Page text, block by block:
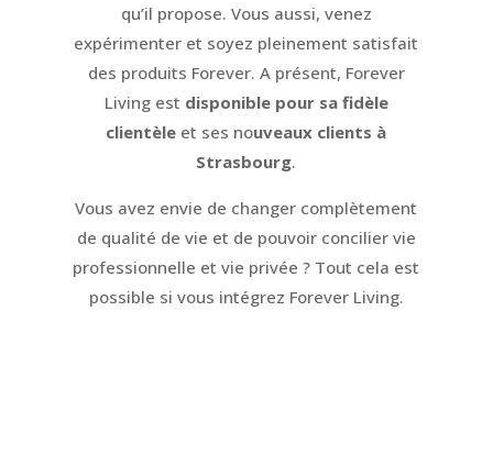
qu’il propose. Vous aussi, venez
expérimenter et soyez pleinement satisfait
des produits Forever. A présent, Forever
Living est disponible pour sa fidèle
clientèle et ses nouveaux clients à
Strasbourg.
Vous avez envie de changer complètement
de qualité de vie et de pouvoir concilier vie
professionnelle et vie privée ? Tout cela est
possible si vous intégrez Forever Living.